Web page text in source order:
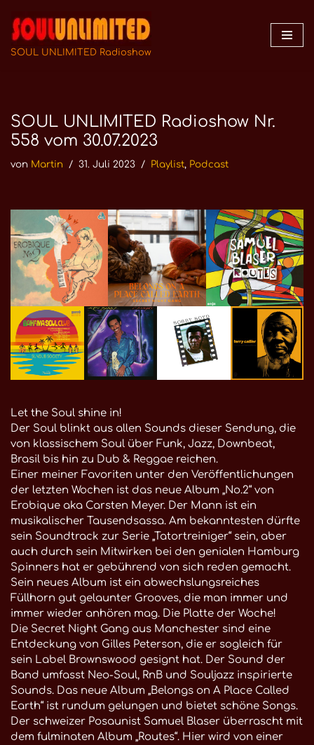
Zum
Inhalt
SOUL UNLIMITED Radioshow
SOUL UNLIMITED Radioshow Nr.
558 vom 30.07.2023
von Martin 31. Juli 2023 Playlist, Podcast
Let the Soul shine in!
Der Soul blinkt aus allen Sounds dieser Sendung, die
von klassischem Soul über Funk, Jazz, Downbeat,
Brasil bis hin zu Dub & Reggae reichen.
Einer meiner Favoriten unter den Veröffentlichungen
der letzten Wochen ist das neue Album „No.2“ von
Erobique aka Carsten Meyer. Der Mann ist ein
musikalischer Tausendsassa. Am bekanntesten dürfte
sein Soundtrack zur Serie „Tatortreiniger“ sein, aber
auch durch sein Mitwirken bei den genialen Hamburg
Spinners hat er gebührend von sich reden gemacht.
Sein neues Album ist ein abwechslungsreiches
Füllhorn gut gelaunter Grooves, die man immer und
immer wieder anhören mag. Die Platte der Woche!
Die Secret Night Gang aus Manchester sind eine
Entdeckung von Gilles Peterson, die er sogleich für
sein Label Brownswood gesignt hat. Der Sound der
Band umfasst Neo-Soul, RnB und Souljazz inspirierte
Sounds. Das neue Album „Belongs on A Place Called
Earth“ ist rundum gelungen und bietet schöne Songs.
Der schweizer Posaunist Samuel Blaser überrascht mit
dem fulminaten Album „Routes“. Hier wird von einer